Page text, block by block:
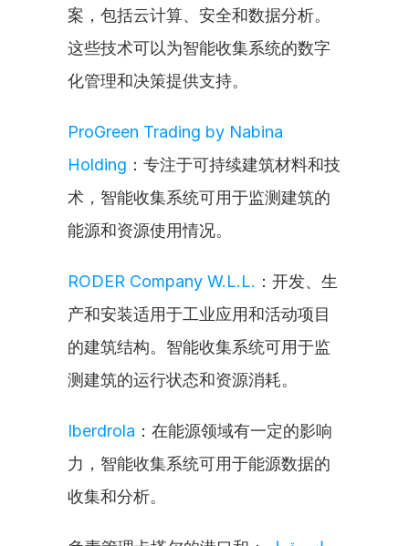
案，包括云计算、安全和数据分析。
这些技术可以为智能收集系统的数字
化管理和决策提供支持。
ProGreen Trading by Nabina
Holding ：专注于可持续建筑材料和技
术，智能收集系统可用于监测建筑的
能源和资源使用情况。
RODER Company W.L.L. ：开发、生
产和安装适用于工业应用和活动项目
的建筑结构。智能收集系统可用于监
测建筑的运行状态和资源消耗。
Iberdrola ：在能源领域有一定的影响
力，智能收集系统可用于能源数据的
收集和分析。